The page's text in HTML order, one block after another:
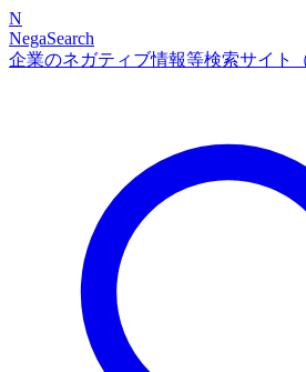
N
NegaSearch
企業のネガティブ情報等検索サイト